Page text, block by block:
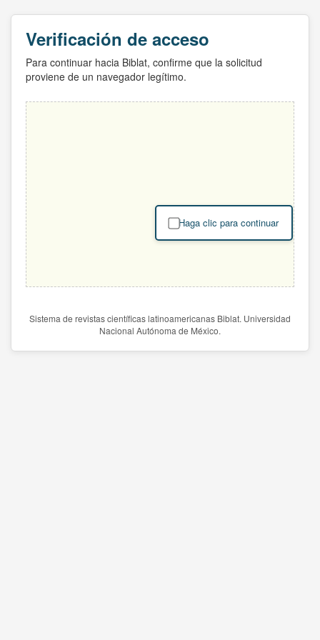
Verificación de acceso
Para continuar hacia Biblat, confirme que la solicitud
proviene de un navegador legítimo.
Haga clic para continuar
Sistema de revistas científicas latinoamericanas Biblat. Universidad
Nacional Autónoma de México.